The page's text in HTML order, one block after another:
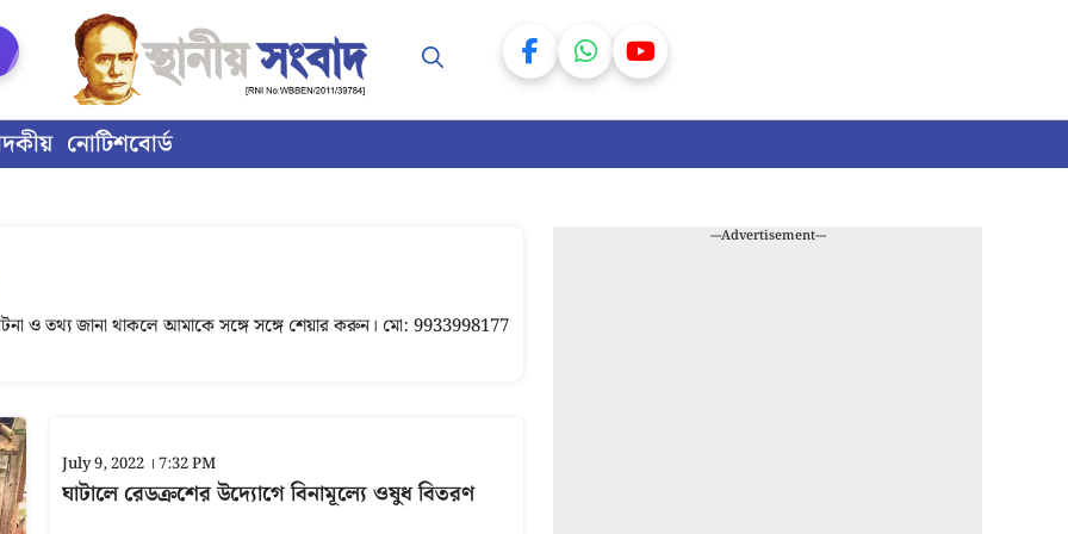
নোটিশবোর্ড
ও তথ্য জানা থাকলে আমাকে সঙ্গে সঙ্গে শেয়ার করুন। মো: 9933998177
July 9, 2022 । 7:32 PM
ঘাটালে রেডক্রশের উদ্যোগে বিনামূল্যে ওষুধ বিতরণ
---Advertisement---